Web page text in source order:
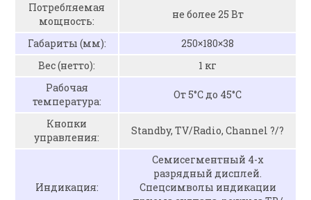
Потребляемая
мощность:
не более 25 Вт
Габариты (мм):
250×180×38
Вес (нетто):
1 кг
Рабочая
температура:
От 5°C до 45°C
Кнопки
управления:
Standby, TV/Radio, Channel ?/?
Индикация:
Семисегментный 4-х
разрядный дисплей.
Спецсимволы индикации